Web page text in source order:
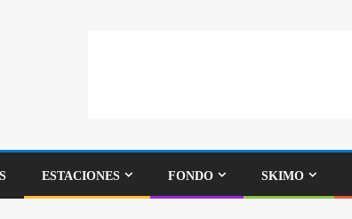
ESTACIONES FONDO SKIMO